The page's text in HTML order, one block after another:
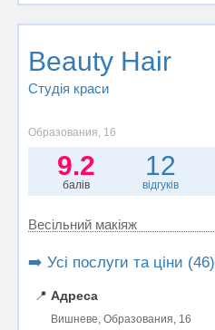
Beauty Hair
Студія краси
Образования, 16
9.2
балів
12
відгуків
Весільний макіяж
➡️ Усі послуги та ціни (46)
📍 Адреса
Вишневе, Образования, 16